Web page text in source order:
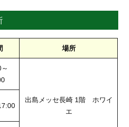
場所
出島メッセ長崎 1階 ホワイ
エ